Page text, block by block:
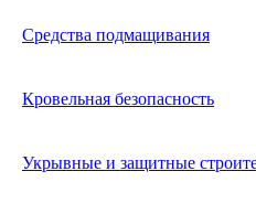
Средства подмащивания
Кровельная безопасность
Укрывные и защитные